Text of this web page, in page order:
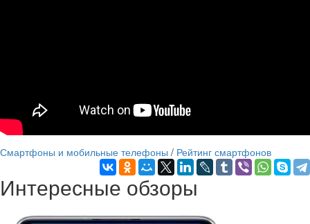
Смартфоны и мобильные телефоны / Рейтинг смартфонов
Интересные обзоры